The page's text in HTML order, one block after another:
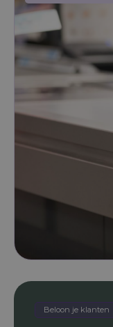
Beloon je klanten